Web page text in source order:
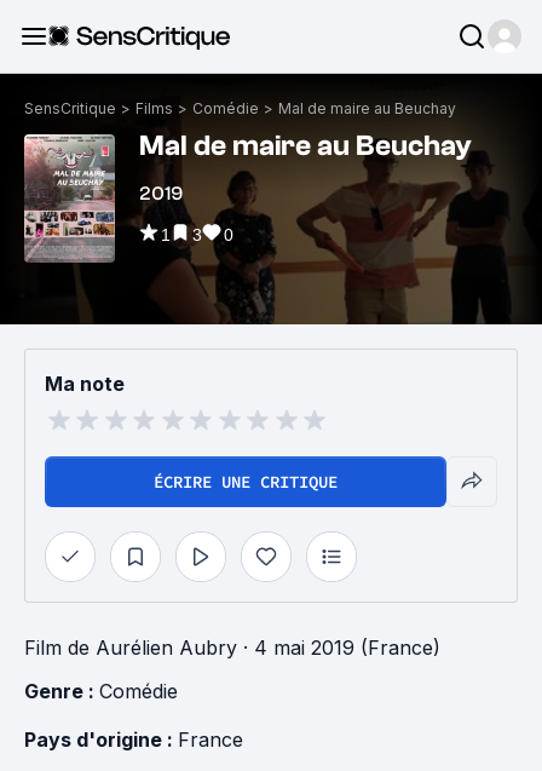
SensCritique > Films > Comédie > Mal de maire au Beuchay
Mal de maire au Beuchay
2019
1 3 0
Ma note
ÉCRIRE UNE CRITIQUE
Film de Aurélien Aubry · 4 mai 2019 (France)
Genre : Comédie
Pays d'origine : France